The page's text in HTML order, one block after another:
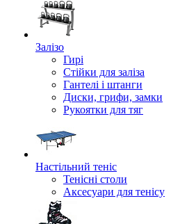
Залізо
Гирі
Стійки для заліза
Гантелі і штанги
Диски, грифи, замки
Рукоятки для тяг
Настільний теніс
Тенісні столи
Аксесуари для тенісу